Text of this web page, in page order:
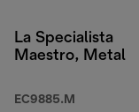
La Specialista
Maestro, Metal
EC9885.M